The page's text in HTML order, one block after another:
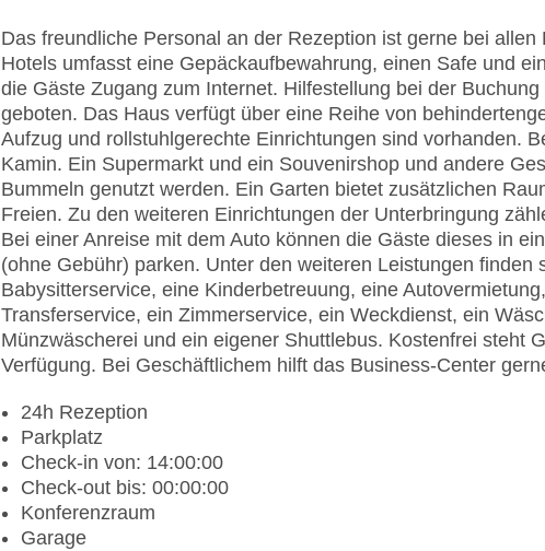
Das freundliche Personal an der Rezeption ist gerne bei
Hotels umfasst eine Gepäckaufbewahrung, einen Safe und
die Gäste Zugang zum Internet. Hilfestellung bei der
geboten. Das Haus verfügt über eine Reihe von
Aufzug und rollstuhlgerechte Einrichtungen sind vorhanden.
Kamin. Ein Supermarkt und ein Souvenirshop und andere
Bummeln genutzt werden. Ein Garten bietet zusätzlichen
Freien. Zu den weiteren Einrichtungen der Unterbringung
Bei einer Anreise mit dem Auto können die Gäste dieses in
(ohne Gebühr) parken. Unter den weiteren Leistungen finden
Babysitterservice, eine Kinderbetreuung, eine
Transferservice, ein Zimmerservice, ein Weckdienst, ein
Münzwäscherei und ein eigener Shuttlebus. Kostenfrei steht
Verfügung. Bei Geschäftlichem hilft das Business-Center
24h Rezeption
Parkplatz
Check-in von: 14:00:00
Check-out bis: 00:00:00
Konferenzraum
Garage